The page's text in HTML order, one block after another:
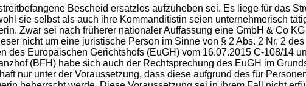
Bescheid ersatzlos aufzuheben sei. Es liege für das
sie selbst als auch ihre Kommanditistin seien unternehmerisch
Zwar sei nach früherer nationaler Auffassung eine GmbH & Co
nicht um eine juristische Person im Sinne von § 2 Abs. 2 Nr. 2
Europäischen Gerichtshofs (EuGH) vom 16.07.2015 C-108/14
(BFH) habe sich auch der Rechtsprechung des EuGH im
nur unter der Voraussetzung, dass diese aufgrund des für